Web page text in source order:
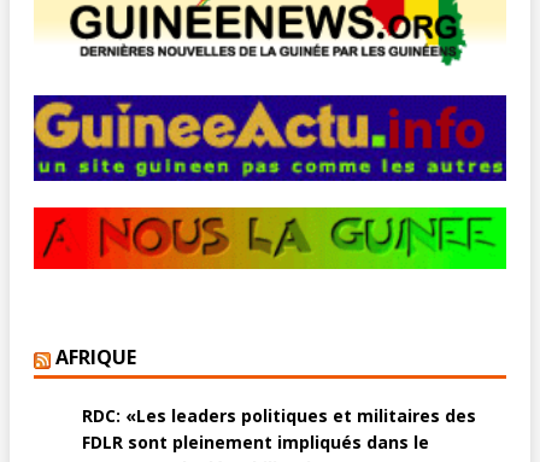
AFRIQUE
RDC: «Les leaders politiques et militaires des
FDLR sont pleinement impliqués dans le